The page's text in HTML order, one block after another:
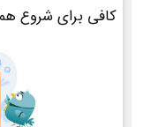
کافی برای شروع